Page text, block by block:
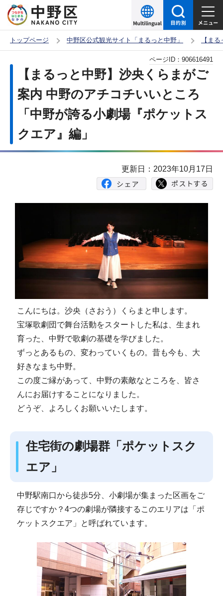
の
ー
トップページ 中野区公式観光サイト「まるっと中野」 【ま
【まるっと中野】沙央くらまがご
案内 中野のアチコチいいところ
「中野が誇る小劇場『ポケットス
クエア』編」
ページID： 906616491
更新日：2023年10月17日
こんにちは。沙央（さおう）くらまと申します。
宝塚歌劇団で舞台活動をスタートした私は、生まれ
育った、中野で歌劇の基礎を学びました。
ずっとあるもの、変わっていくもの。昔も今も、大
好きなまち中野。
この度ご縁があって、中野の素敵なところを、皆さ
んにお届けすることになりました。
どうぞ、よろしくお願いいたします。
住宅街の劇場群「ポケットスク
エア」
中野駅南口から徒歩5分、小劇場が集まった区画をご
存じですか？4つの劇場が隣接するこのエリアは「ポ
ケットスクエア」と呼ばれています。